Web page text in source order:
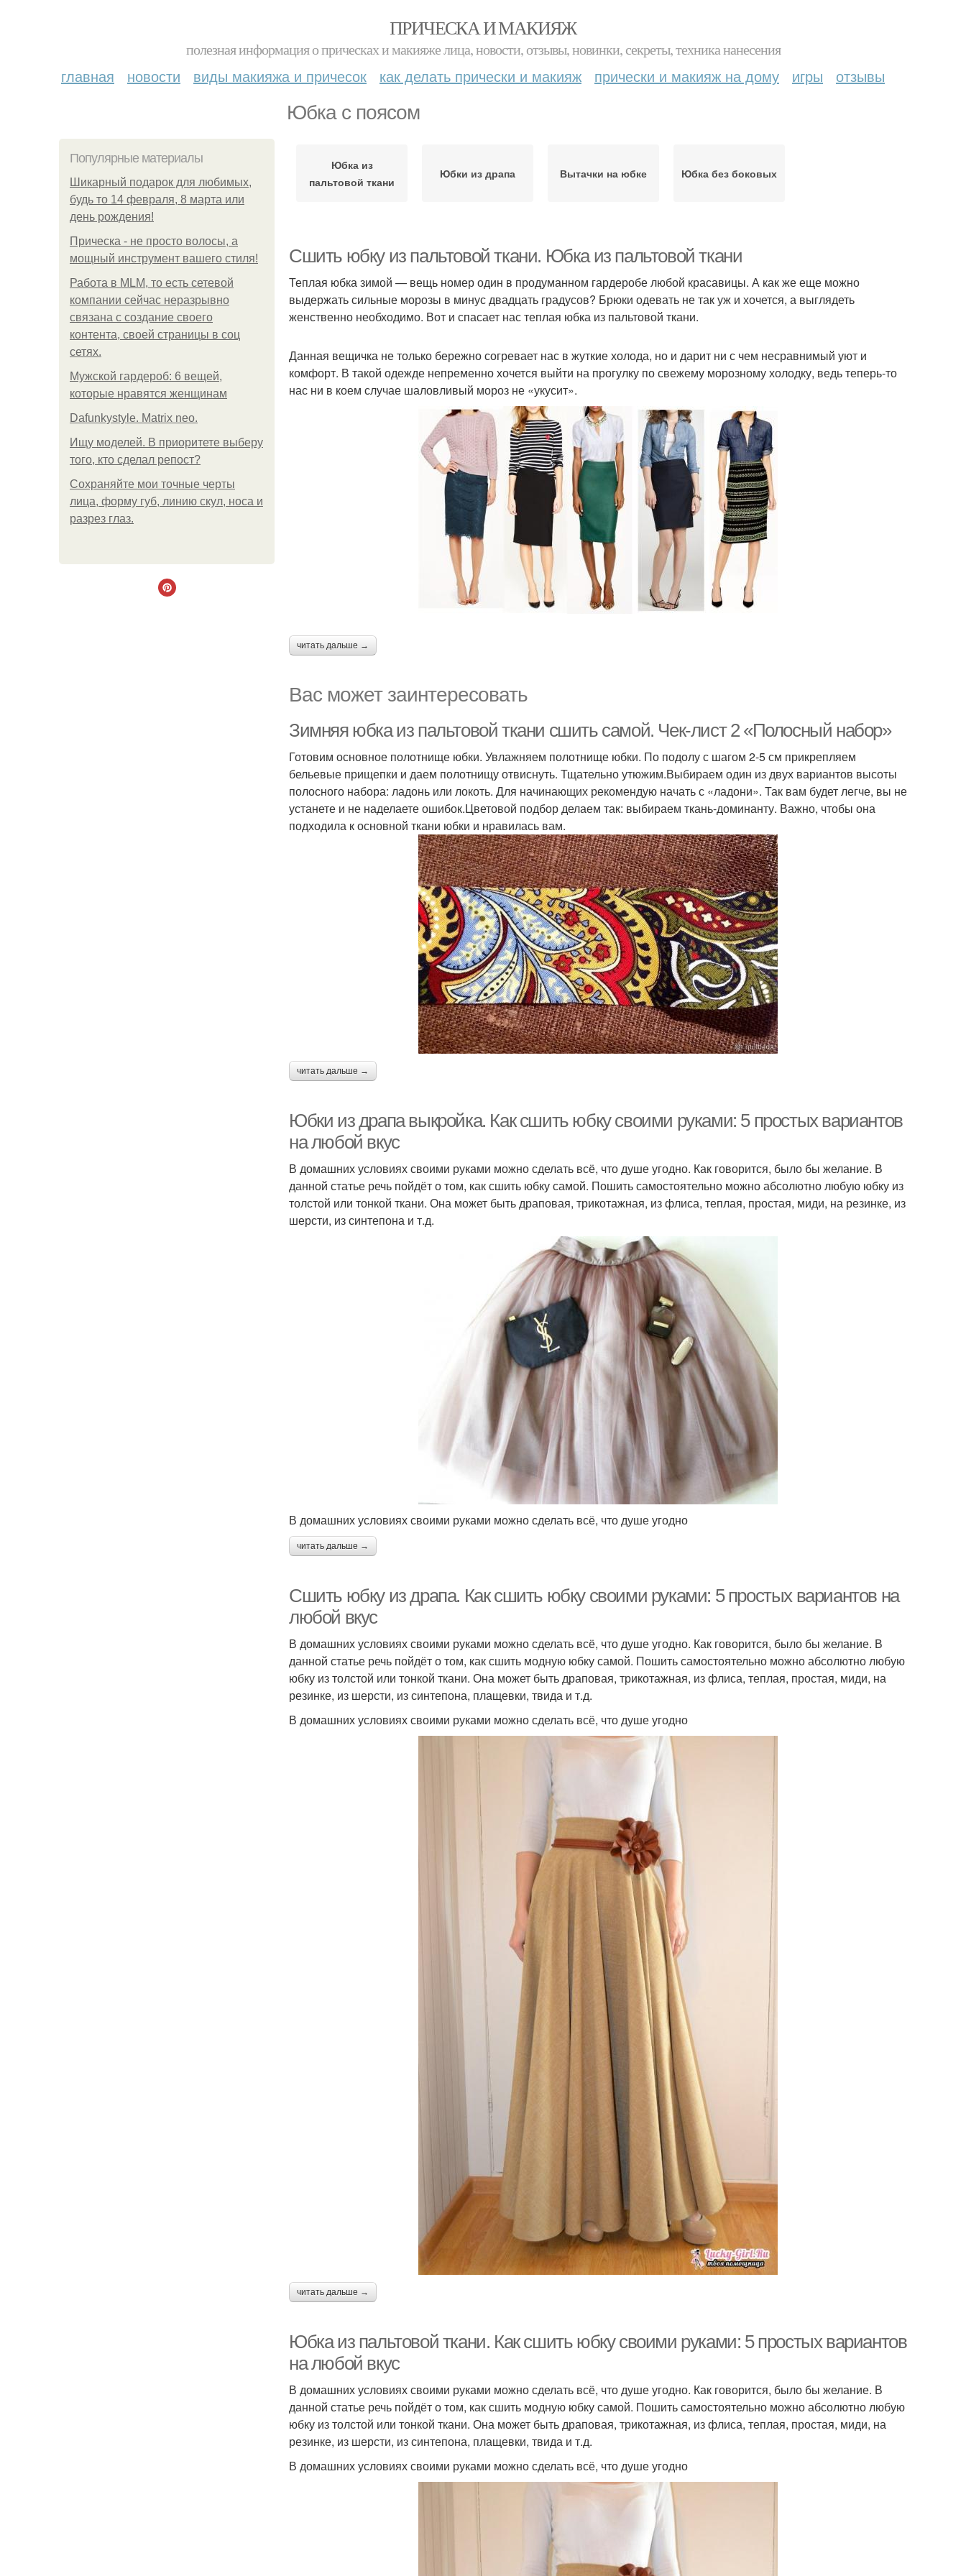
ПРИЧЕСКА И МАКИЯЖ
полезная информация о прическах и макияже лица, новости, отзывы, новинки, секреты, техника нанесения
главная новости виды макияжа и причесок как делать прически и макияж прически и макияж на дому игры отзывы
Юбка с поясом
Популярные материалы
Шикарный подарок для любимых,
будь то 14 февраля, 8 марта или
день рождения!
Прическа - не просто волосы, а
мощный инструмент вашего стиля!
Работа в MLM, то есть сетевой
компании сейчас неразрывно
связана с создание своего
контента, своей страницы в соц
сетях.
Мужской гардероб: 6 вещей,
которые нравятся женщинам
Dafunkystyle. Matrix neo.
Ищу моделей. В приоритете выберу
того, кто сделал репост?
Сохраняйте мои точные черты
лица, форму губ, линию скул, носа и
разрез глаз.
Юбка из
пальтовой ткани
Юбки из драпа Вытачки на юбке Юбка без боковых
Сшить юбку из пальтовой ткани. Юбка из пальтовой ткани
Теплая юбка зимой — вещь номер один в продуманном гардеробе любой красавицы. А как же еще можно
выдержать сильные морозы в минус двадцать градусов? Брюки одевать не так уж и хочется, а выглядеть
женственно необходимо. Вот и спасает нас теплая юбка из пальтовой ткани.
Данная вещичка не только бережно согревает нас в жуткие холода, но и дарит ни с чем несравнимый уют и
комфорт. В такой одежде непременно хочется выйти на прогулку по свежему морозному холодку, ведь теперь-то
нас ни в коем случае шаловливый мороз не «укусит».
читать дальше →
Вас может заинтересовать
Зимняя юбка из пальтовой ткани сшить самой. Чек-лист 2 «Полосный набор»
Готовим основное полотнище юбки. Увлажняем полотнище юбки. По подолу с шагом 2-5 см прикрепляем
бельевые прищепки и даем полотнищу отвиснуть. Тщательно утюжим.Выбираем один из двух вариантов высоты
полосного набора: ладонь или локоть. Для начинающих рекомендую начать с «ладони». Так вам будет легче, вы не
устанете и не наделаете ошибок.Цветовой подбор делаем так: выбираем ткань-доминанту. Важно, чтобы она
подходила к основной ткани юбки и нравилась вам.
читать дальше →
Юбки из драпа выкройка. Как сшить юбку своими руками: 5 простых вариантов
на любой вкус
В домашних условиях своими руками можно сделать всё, что душе угодно. Как говорится, было бы желание. В
данной статье речь пойдёт о том, как сшить юбку самой. Пошить самостоятельно можно абсолютно любую юбку из
толстой или тонкой ткани. Она может быть драповая, трикотажная, из флиса, теплая, простая, миди, на резинке, из
шерсти, из синтепона и т.д.
В домашних условиях своими руками можно сделать всё, что душе угодно
читать дальше →
Сшить юбку из драпа. Как сшить юбку своими руками: 5 простых вариантов на
любой вкус
В домашних условиях своими руками можно сделать всё, что душе угодно. Как говорится, было бы желание. В
данной статье речь пойдёт о том, как сшить модную юбку самой. Пошить самостоятельно можно абсолютно любую
юбку из толстой или тонкой ткани. Она может быть драповая, трикотажная, из флиса, теплая, простая, миди, на
резинке, из шерсти, из синтепона, плащевки, твида и т.д.
В домашних условиях своими руками можно сделать всё, что душе угодно
читать дальше →
Юбка из пальтовой ткани. Как сшить юбку своими руками: 5 простых вариантов
на любой вкус
В домашних условиях своими руками можно сделать всё, что душе угодно. Как говорится, было бы желание. В
данной статье речь пойдёт о том, как сшить модную юбку самой. Пошить самостоятельно можно абсолютно любую
юбку из толстой или тонкой ткани. Она может быть драповая, трикотажная, из флиса, теплая, простая, миди, на
резинке, из шерсти, из синтепона, плащевки, твида и т.д.
В домашних условиях своими руками можно сделать всё, что душе угодно